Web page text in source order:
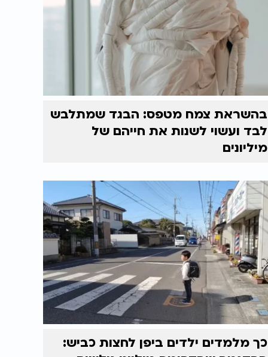
בהשראת צמח מטפס: הבגד שמתלבש
לבד ועשוי לשנות את חייהם של
מיליונים
כך מלמדים ילדים ביפן לחצות כביש: